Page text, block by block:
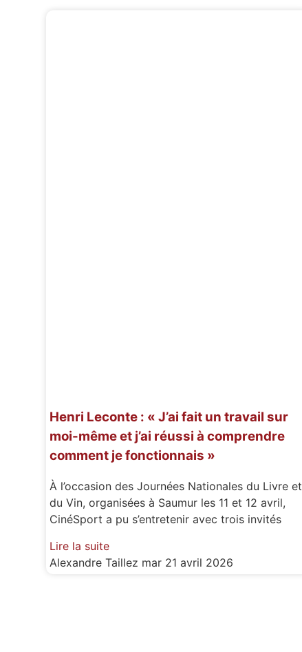
Henri Leconte : « J’ai fait un travail sur
moi-même et j’ai réussi à comprendre
comment je fonctionnais »
À l’occasion des Journées Nationales du Livre et
du Vin, organisées à Saumur les 11 et 12 avril,
CinéSport a pu s’entretenir avec trois invités
Lire la suite
Alexandre Taillez mar 21 avril 2026